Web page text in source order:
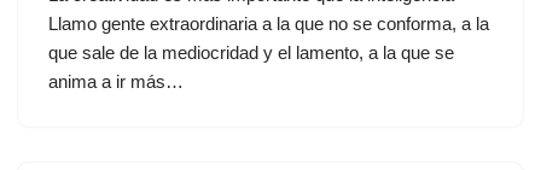
Llamo gente extraordinaria a la que no se conforma, a la
que sale de la mediocridad y el lamento, a la que se
anima a ir más…